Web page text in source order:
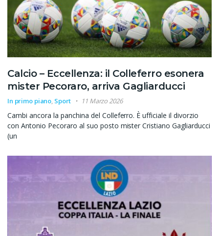
Calcio – Eccellenza: il Colleferro esonera
mister Pecoraro, arriva Gagliarducci
In primo piano, Sport 11 Marzo 2026
Cambi ancora la panchina del Colleferro. È ufficiale il divorzio
con Antonio Pecoraro al suo posto mister Cristiano Gagliarducci
(un